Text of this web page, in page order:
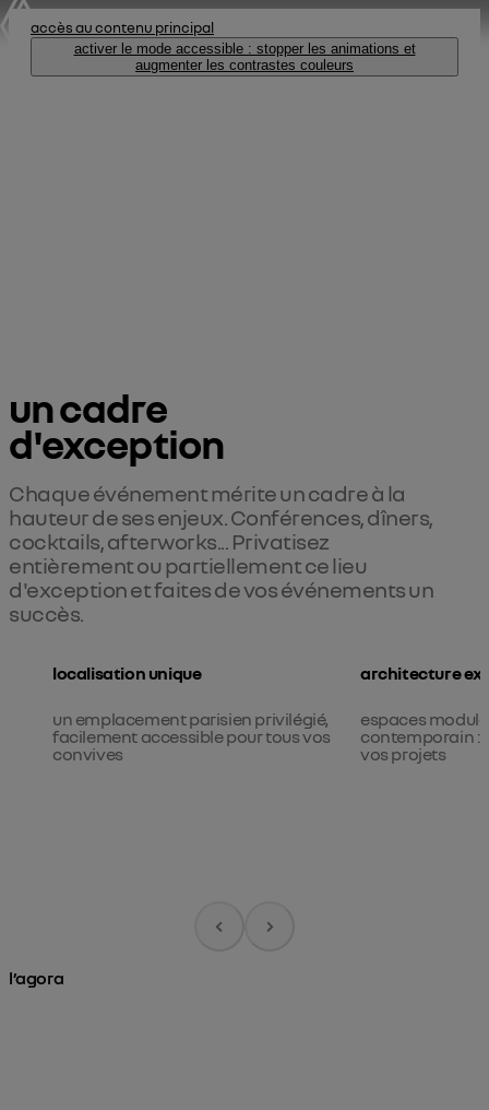
accès au contenu principal
activer le mode accessible : stopper les animations et
augmenter les contrastes couleurs
un cadre
d'exception
Chaque événement mérite un cadre à la
hauteur de ses enjeux. Conférences, dîners,
cocktails, afterworks... Privatisez
entièrement ou partiellement ce lieu
d'exception et faites de vos événements un
succès.
localisation unique
un emplacement parisien privilégié,
facilement accessible pour tous vos
convives
architecture
espaces
contemporain :
vos projets
l’agora
Afficher les détails pour l’agora